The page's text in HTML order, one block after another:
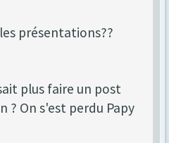
présentations??
plus faire un post
? On s'est perdu Papy